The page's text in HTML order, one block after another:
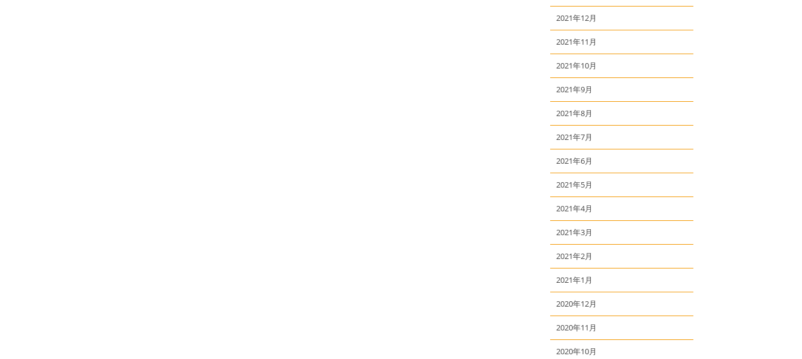
2021年12月
2021年11月
2021年10月
2021年9月
2021年8月
2021年7月
2021年6月
2021年5月
2021年4月
2021年3月
2021年2月
2021年1月
2020年12月
2020年11月
2020年10月